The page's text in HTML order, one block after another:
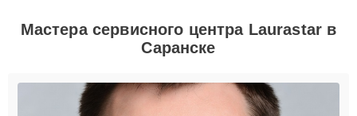
Мастера сервисного центра Laurastar в
Саранске